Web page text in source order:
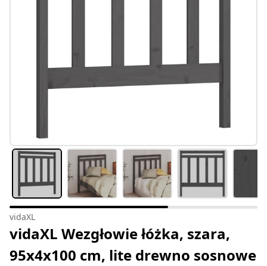
vidaXL
vidaXL Wezgłowie łóżka, szara,
95x4x100 cm, lite drewno sosnowe